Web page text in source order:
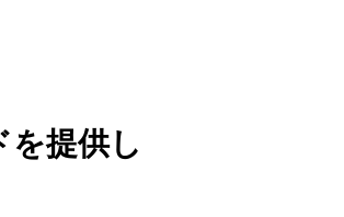
を提供し